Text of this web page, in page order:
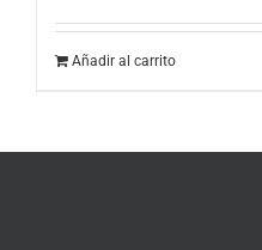
Añadir al carrito